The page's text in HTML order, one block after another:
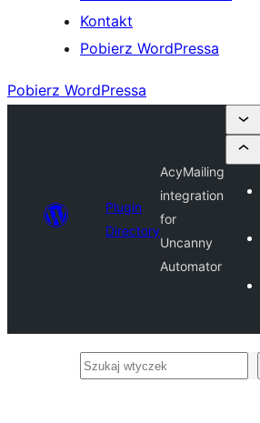
Kontakt
Pobierz WordPressa
Pobierz WordPressa
Plugin
Directory
AcyMailing
integration
for
Uncanny
Automator
Szukaj